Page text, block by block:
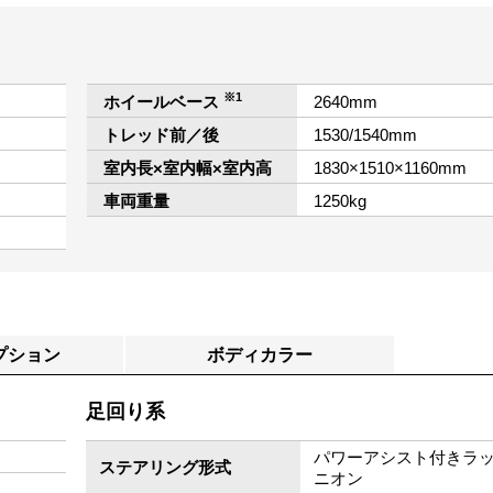
ホイールベース ※1
2640mm
トレッド前／後
1530/1540mm
室内長×室内幅×室内高
1830×1510×1160mm
車両重量
1250kg
ション ボディカラー
足回り系
ステアリング形式
パワーアシスト付きラ
ニオン